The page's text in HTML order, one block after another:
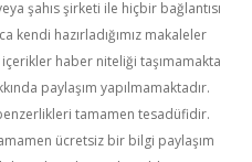
şahıs şirketi ile hiçbir bağlantısı
kendi hazırladığımız makaleler
haber niteliği taşımamakta
paylaşım yapılmamaktadır.
tamamen tesadüfidir.
ücretsiz bir bilgi paylaşım